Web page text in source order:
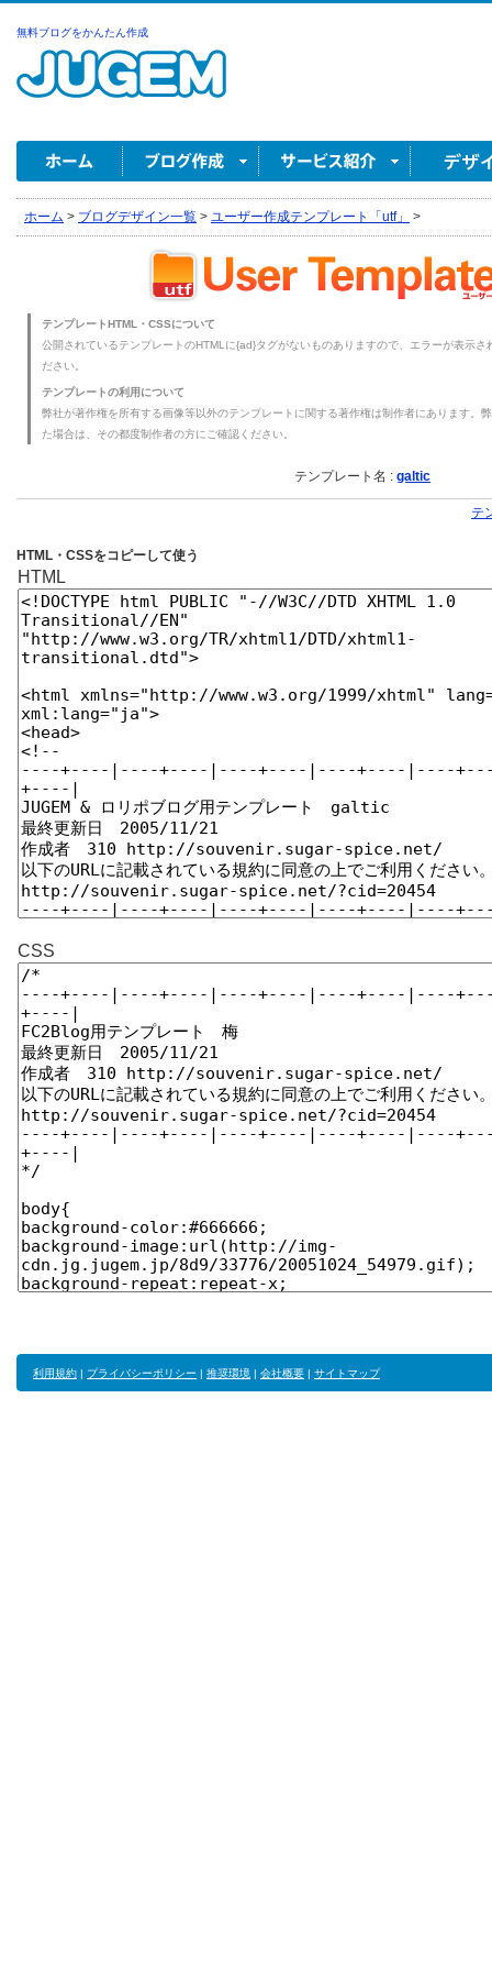
無料ブログをかんたん作成
ホーム > ブログデザイン一覧 > ユーザー作成テンプレート「utf」 >
テンプレートHTML・CSSについて
公開されているテンプレートのHTMLに{ad}タグがないものありますので、エラーが表示
ださい。
テンプレートの利用について
弊社が著作権を所有する画像等以外のテンプレートに関する著作権は制作者にあります。
た場合は、その都度制作者の方にご確認ください。
テンプレート名 : galtic
テ
HTML・CSSをコピーして使う
HTML
CSS
利用規約 | プライバシーポリシー | 推奨環境 | 会社概要 | サイトマップ